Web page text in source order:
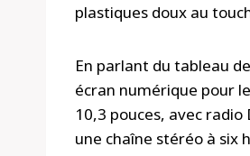
plastiques doux au
En parlant du tableau
écran numérique pour
10,3 pouces, avec
une chaîne stéréo à six